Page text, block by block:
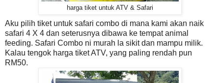
harga tiket untuk ATV & Safari
Aku pilih tiket untuk safari combo di mana kami akan naik
safari 4 X 4 dan seterusnya dibawa ke tempat animal
feeding. Safari Combo ni murah la sikit dan mampu milik.
Kalau tengok harga tiket ATV, yang paling rendah pun
RM50.